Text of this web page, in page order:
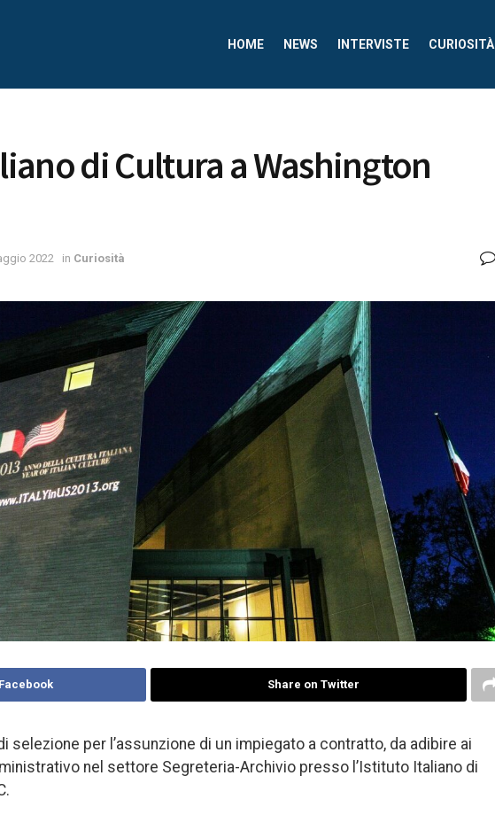
HOME NEWS INTERVISTE CURIOSITÀ
di Cultura a Washington
2022 in Curiosità
Share on Twitter
selezione per l’assunzione di un impiegato a contratto, da adibire ai
nel settore Segreteria-Archivio presso l’Istituto Italiano di